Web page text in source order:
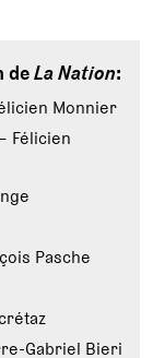
deLa Nation:
Monnier
Félicien
Pasche
Gabriel Bieri